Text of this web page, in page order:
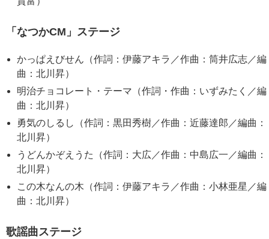
「なつかCM」ステージ
かっぱえびせん（作詞：伊藤アキラ／作曲：筒井広志／編
曲：北川昇）
明治チョコレート・テーマ（作詞・作曲：いずみたく／編
曲：北川昇）
勇気のしるし（作詞：黒田秀樹／作曲：近藤達郎／編曲：
北川昇）
うどんかぞえうた（作詞：大広／作曲：中島広一／編曲：
北川昇）
この木なんの木（作詞：伊藤アキラ／作曲：小林亜星／編
曲：北川昇）
歌謡曲ステージ